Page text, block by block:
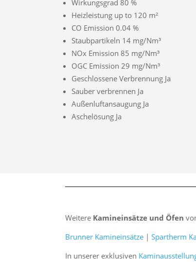
Wirkungsgrad 80 %
Heizleistung up to 120 m²
CO Emission 0.04 %
Staubpartikeln 14 mg/Nm³
NOx Emission 85 mg/Nm³
OGC Emission 29 mg/Nm³
Geschlossene Verbrennung Ja
Sauber verbrennen Ja
Außenluftansaugung Ja
Aschelösung Ja
Weitere Kamineinsätze und Öfen
Brunner Kamineinsätze |Spartherm
In unserer exklusiven